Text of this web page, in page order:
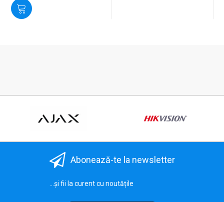
Abonează-te la newsletter
...și fii la curent cu noutățile